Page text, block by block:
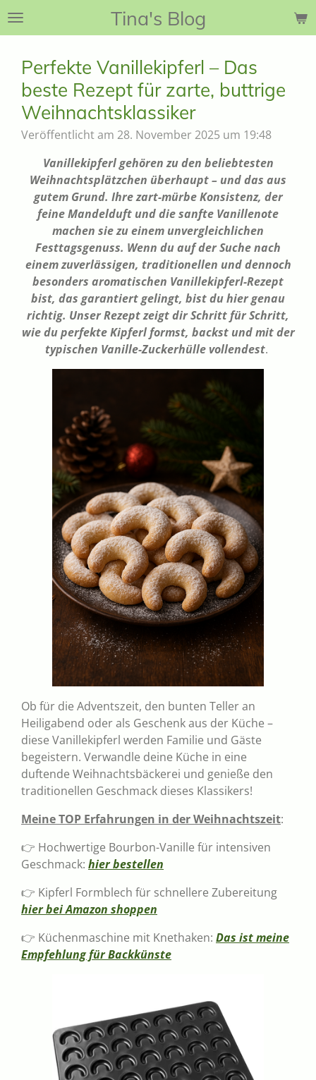
Zum
Tina's Blog
Perfekte Vanillekipferl – Das
beste Rezept für zarte, buttrige
Weihnachtsklassiker
Veröffentlicht am 28. November 2025 um 19:48
Vanillekipferl gehören zu den beliebtesten
Weihnachtsplätzchen überhaupt – und das aus
gutem Grund. Ihre zart-mürbe Konsistenz, der
feine Mandelduft und die sanfte Vanillenote
machen sie zu einem unvergleichlichen
Festtagsgenuss. Wenn du auf der Suche nach
einem zuverlässigen, traditionellen und dennoch
besonders aromatischen Vanillekipferl-Rezept
bist, das garantiert gelingt, bist du hier genau
richtig. Unser Rezept zeigt dir Schritt für Schritt,
wie du perfekte Kipferl formst, backst und mit der
typischen Vanille-Zuckerhülle vollendest.
Ob für die Adventszeit, den bunten Teller an
Heiligabend oder als Geschenk aus der Küche –
diese Vanillekipferl werden Familie und Gäste
begeistern. Verwandle deine Küche in eine
duftende Weihnachtsbäckerei und genieße den
traditionellen Geschmack dieses Klassikers!
Meine TOP Erfahrungen in der Weihnachtszeit:
👉 Hochwertige Bourbon-Vanille für intensiven
Geschmack: hier bestellen
👉 Kipferl Formblech für schnellere Zubereitung
hier bei Amazon shoppen
👉 Küchenmaschine mit Knethaken: Das ist meine
Empfehlung für Backkünste